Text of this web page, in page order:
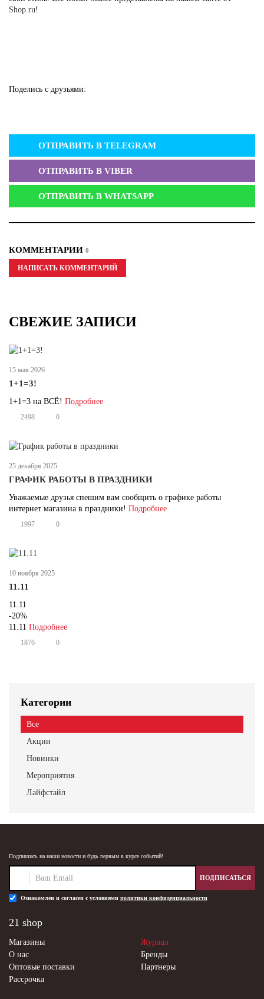
Shop.ru!
Поделись с друзьями:
ОТПРАВИТЬ В TELEGRAM
ОТПРАВИТЬ В VIBER
ОТПРАВИТЬ В WHATSAPP
КОММЕНТАРИИ 0
НАПИСАТЬ КОММЕНТАРИЙ
СВЕЖИЕ ЗАПИСИ
15 мая 2026
1+1=3!
1+1=3 на ВСЁ! Подробнее
2498 0
25 декабря 2025
ГРАФИК РАБОТЫ В ПРАЗДНИКИ
Уважаемые друзья спешим вам сообщить о графике работы
интернет магазина в праздники! Подробнее
1997 0
10 ноября 2025
11.11
11.11
-20%
11.11 Подробнее
1876 0
Категории
Все
Акции
Новинки
Мероприятия
Лайфстайл
Подпишись на наши новости и будь первым в курсе событий!
ПОДПИСАТЬСЯ
Ознакомлен и согласен с условиями политики конфиденциальности
21 shop
Магазины
Журнал
О нас
Бренды
Оптовые поставки
Партнеры
Рассрочка